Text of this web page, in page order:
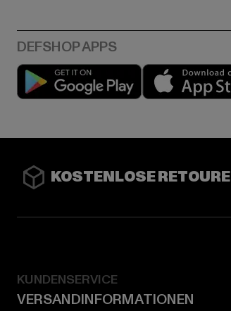
Play market
KOSTENLOSE RETOURE
KUNDENSERVICE
VERSANDINFORMATIONEN